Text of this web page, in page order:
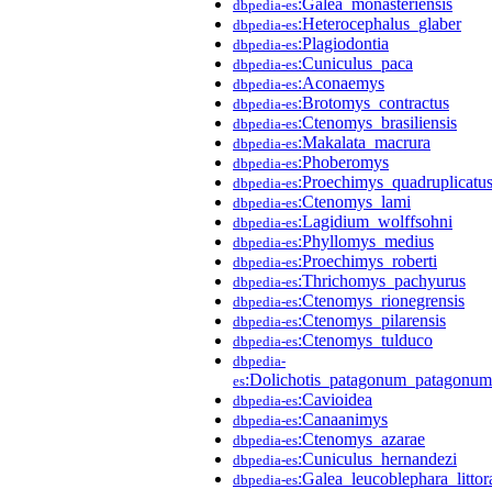
dbpedia-es
dbpedia-es:Heterocephalus_glaber
dbpedia-es:Plagiodontia
dbpedia-es:Cuniculus_paca
dbpedia-es:Aconaemys
dbpedia-es:Brotomys_contractus
dbpedia-es:Ctenomys_brasiliensis
dbpedia-es:Makalata_macrura
dbpedia-es:Phoberomys
dbpedia-es:Proechimys_quadruplicatus
dbpedia-es:Ctenomys_lami
dbpedia-es:Lagidium_wolffsohni
dbpedia-es:Phyllomys_medius
dbpedia-es:Proechimys_roberti
dbpedia-es:Thrichomys_pachyurus
dbpedia-es:Ctenomys_rionegrensis
dbpedia-es:Ctenomys_pilarensis
dbpedia-es:Ctenomys_tulduco
dbpedia-
es:Dolichotis_patagonum_patagonum
dbpedia-es:Cavioidea
dbpedia-es:Canaanimys
dbpedia-es:Ctenomys_azarae
dbpedia-es:Cuniculus_hernandezi
dbpedia-es